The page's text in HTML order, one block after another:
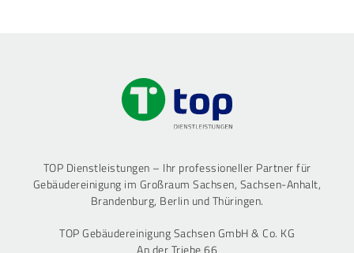
TOP Dienstleistungen – Ihr professioneller Partner für
Gebäudereinigung im Großraum Sachsen, Sachsen-Anhalt,
Brandenburg, Berlin und Thüringen.
TOP Gebäudereinigung Sachsen GmbH & Co. KG